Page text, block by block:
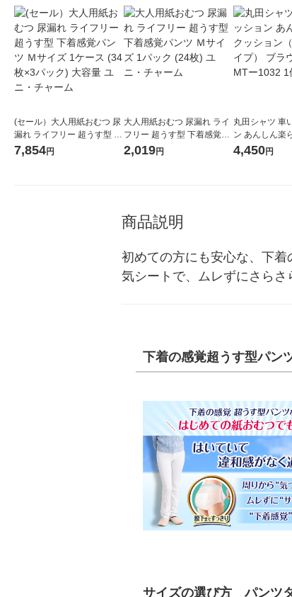
(セール）大人用紙おむつ 尿
漏れ ライフリー 超うす型 下
着感覚パンツ Ｍサイズ 1ケ
7,854円
大人用紙おむつ 尿漏れ ライ
フリー 超うす型 下着感覚パ
ンツ Ｍサイズ 1パック (24
2,019円
丸田シャツ 車
ン あんしん楽らクッション
（全面防水タ
4,450円
商品説明
初めての方にも安心な、下
気シートで、ムレずにさらさ
下着の感覚超うす型パン
サイズの選び方 パンツ